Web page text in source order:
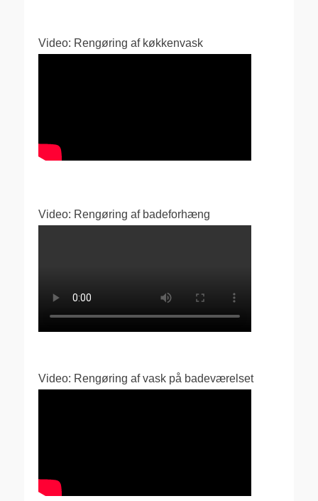
Video: Rengøring af køkkenvask
Video: Rengøring af badeforhæng
Video: Rengøring af vask på badeværelset